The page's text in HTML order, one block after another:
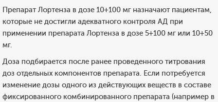
Препарат Лортенза в дозе 10+100 мг назначают пациентам,
которые не достигли адекватного контроля АД при
применении препарата Лортенза в дозе 5+100 мг или 10+50
мг.
Доза подбирается после ранее проведенного титрования
доз отдельных компонентов препарата. Если потребуется
изменение дозы одного из действующих веществ в составе
фиксированного комбинированного препарата (например в